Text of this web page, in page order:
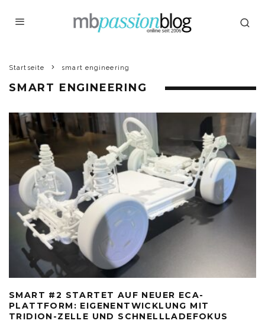
Startseite smart engineering
SMART ENGINEERING
SMART #2 STARTET AUF NEUER ECA-
PLATTFORM: EIGENENTWICKLUNG MIT
TRIDION-ZELLE UND SCHNELLLADEFOKUS